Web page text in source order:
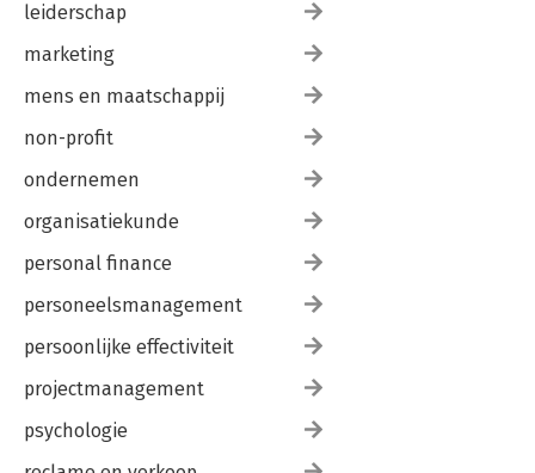
leiderschap
marketing
mens en maatschappij
non-profit
ondernemen
organisatiekunde
personal finance
personeelsmanagement
persoonlijke effectiviteit
projectmanagement
psychologie